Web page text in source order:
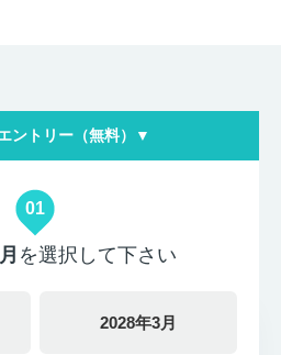
ントリー（無料）▼
01
を選択して下さい
2028年3月